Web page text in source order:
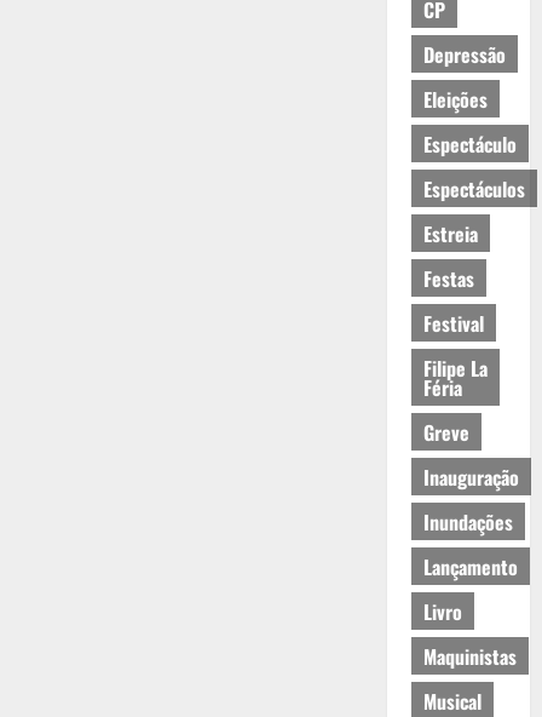
CP
Depressão
Eleições
Espectáculo
Espectáculos
Estreia
Festas
Festival
Filipe La
Féria
Greve
Inauguração
Inundações
Lançamento
Livro
Maquinistas
Musical